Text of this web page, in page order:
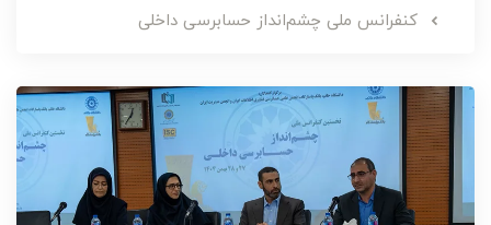
کنفرانس ملی چشم‌انداز حسابرسی داخلی